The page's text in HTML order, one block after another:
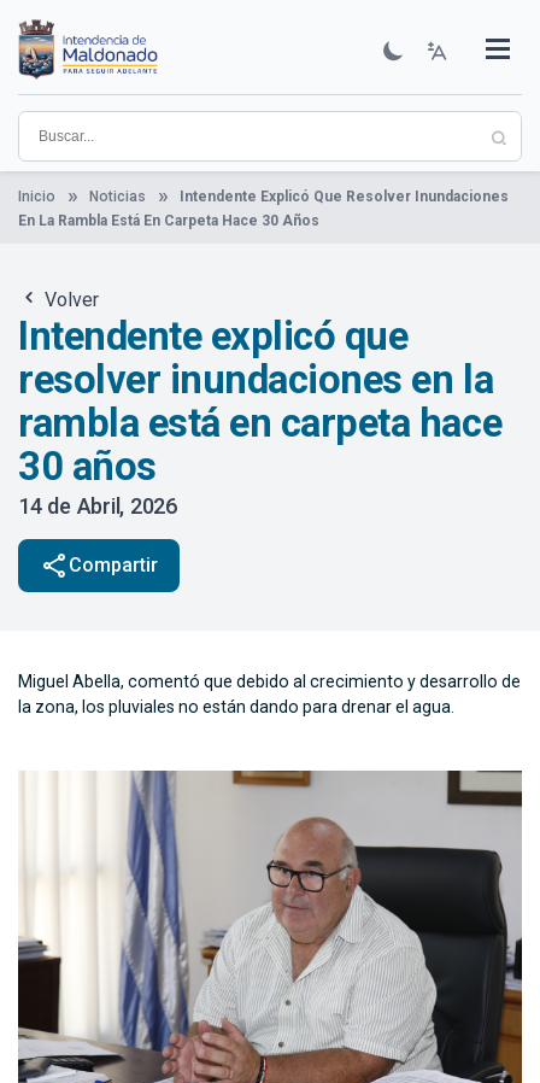
contenido
principal
Institucional
Municipios
Descubre Maldonado
Comunicación
Servicios
Guía De Trámites
Ver Noticias
Inicio Noticias
Intendente Explicó Que Resolver Inundaciones
En La Rambla Está En Carpeta Hace 30 Años
Volver
Intendente explicó que
resolver inundaciones en la
rambla está en carpeta hace
30 años
14 de Abril, 2026
share Compartir
Miguel Abella, comentó que debido al crecimiento y desarrollo de
la zona, los pluviales no están dando para drenar el agua.